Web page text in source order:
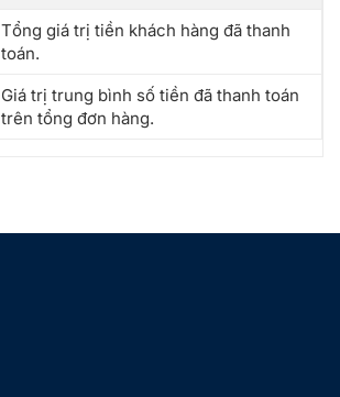
Tổng giá trị tiền khách hàng đã thanh
toán.
Giá trị trung bình số tiền đã thanh toán
trên tổng đơn hàng.